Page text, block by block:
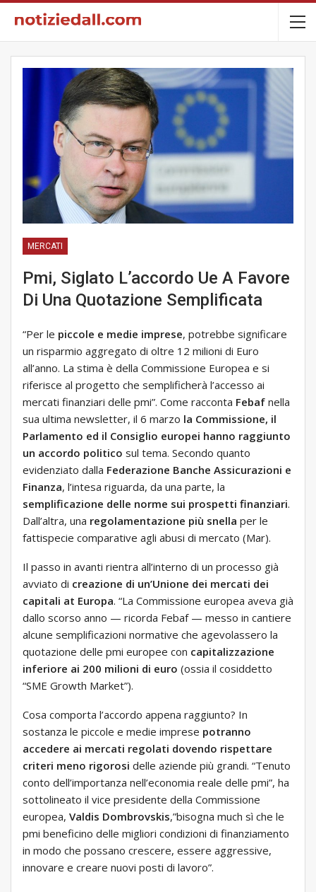
MERCATI
Pmi, Siglato L’accordo Ue A Favore
Di Una Quotazione Semplificata
“Per le piccole e medie imprese, potrebbe significare
un risparmio aggregato di oltre 12 milioni di Euro
all’anno. La stima è della Commissione Europea e si
riferisce al progetto che semplificherà l’accesso ai
mercati finanziari delle pmi”. Come racconta Febaf nella
sua ultima newsletter, il 6 marzo la Commissione, il
Parlamento ed il Consiglio europei hanno raggiunto
un accordo politico sul tema. Secondo quanto
evidenziato dalla Federazione Banche Assicurazioni e
Finanza, l’intesa riguarda, da una parte, la
semplificazione delle norme sui prospetti finanziari.
Dall’altra, una regolamentazione più snella per le
fattispecie comparative agli abusi di mercato (Mar).
Il passo in avanti rientra all’interno di un processo già
avviato di creazione di un’Unione dei mercati dei
capitali at Europa. “La Commissione europea aveva già
dallo scorso anno — ricorda Febaf — messo in cantiere
alcune semplificazioni normative che agevolassero la
quotazione delle pmi europee con capitalizzazione
inferiore ai 200 milioni di euro (ossia il cosiddetto
“SME Growth Market”).
Cosa comporta l’accordo appena raggiunto? In
sostanza le piccole e medie imprese potranno
accedere ai mercati regolati dovendo rispettare
criteri meno rigorosi delle aziende più grandi. “Tenuto
conto dell’importanza nell’economia reale delle pmi”, ha
sottolineato il vice presidente della Commissione
europea, Valdis Dombrovskis,”bisogna much sì che le
pmi beneficino delle migliori condizioni di finanziamento
in modo che possano crescere, essere aggressive,
innovare e creare nuovi posti di lavoro”.